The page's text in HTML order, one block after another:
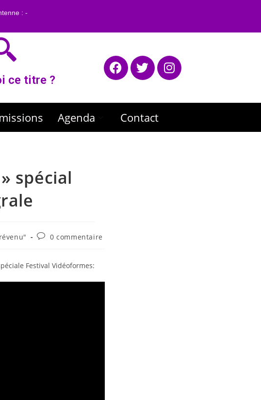
ce titre ?
Agenda Contact
spécial
0 commentaire
Festival Vidéoformes: